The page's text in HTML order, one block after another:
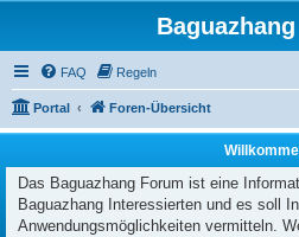
FAQ Regeln
Portal Foren-Übersicht
Das Baguazhang Forum ist eine
Baguazhang Interessierten und es soll
Anwendungsmöglichkeiten vermitteln.